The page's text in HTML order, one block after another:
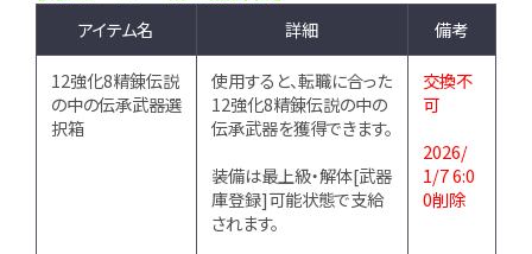
アイテム名 詳細 備考
12強化8精錬伝説
の中の伝承武器選
択箱
使用すると、転職に合った
12強化8精錬伝説の中の
伝承武器を獲得できます。
装備は最上級・解体[武器
庫登録]可能状態で支給
されます。
交換不
可
2026/
1/7 6:0
0削除